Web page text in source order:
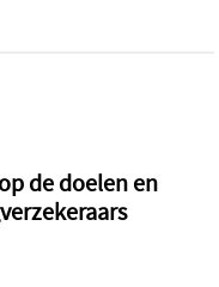
de doelen en